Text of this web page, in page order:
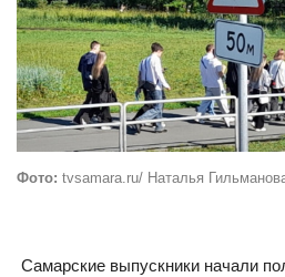
Фото: tvsamara.ru/ Наталья
Самарские выпускники начали